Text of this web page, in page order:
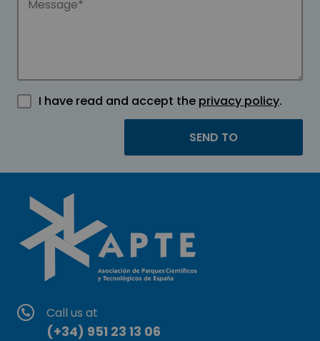
I have read and accept the privacy policy.
Call us at
(+34) 951 23 13 06